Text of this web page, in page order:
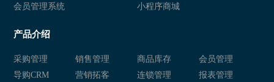
会员管理系统
小程序商城
产品介绍
采购管理 销售管理 商品库存
会员管理
导购CRM
营销拓客 连锁管理 报表管理